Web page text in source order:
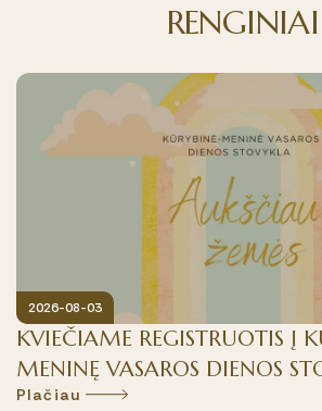
RENGINIAI
2026-08-03
KVIEČIAME REGISTRUOTIS Į
MENINĘ VASAROS DIENOS
Plačiau